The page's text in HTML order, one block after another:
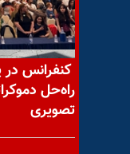
کنفرانس در
راه‌حل
تصویری